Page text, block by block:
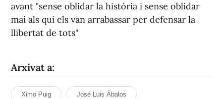
avant "sense oblidar la història i sense oblidar
mai als qui els van arrabassar per defensar la
llibertat de tots"
Arxivat a:
Ximo Puig José Luis Ábalos